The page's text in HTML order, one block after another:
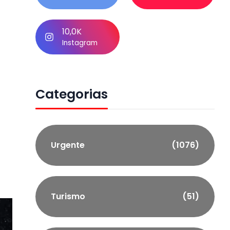
10,0K
Instagram
Categorias
Urgente (1076)
Turismo (51)